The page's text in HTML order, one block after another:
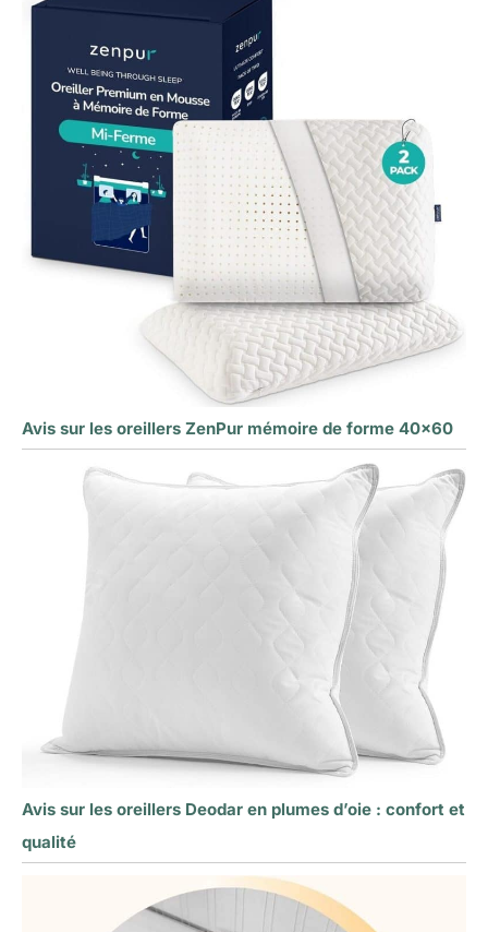
Avis sur les oreillers ZenPur mémoire de forme 40×60
Avis sur les oreillers Deodar en plumes d’oie : confort et
qualité